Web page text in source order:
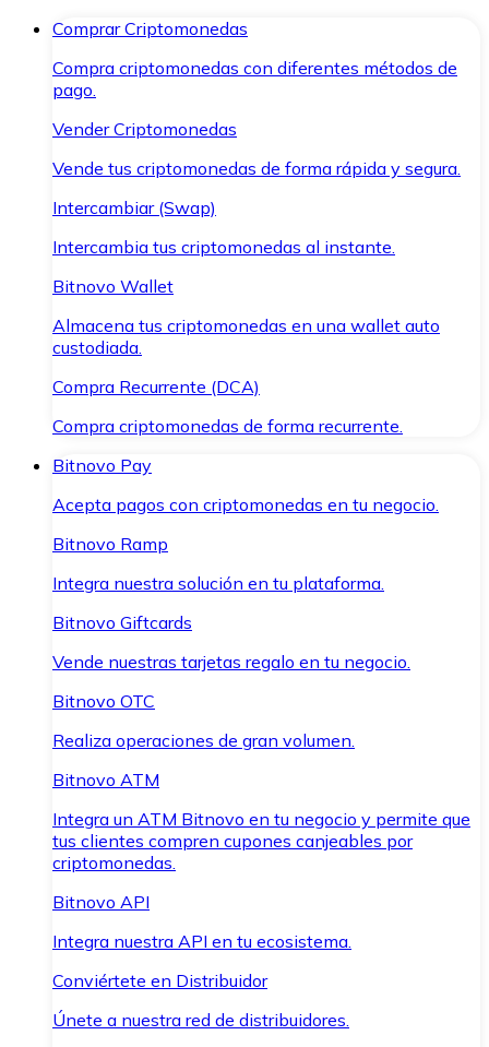
Comprar Criptomonedas
Compra criptomonedas con diferentes métodos de
pago.
Vender Criptomonedas
Vende tus criptomonedas de forma rápida y segura.
Intercambiar (Swap)
Intercambia tus criptomonedas al instante.
Bitnovo Wallet
Almacena tus criptomonedas en una wallet auto
custodiada.
Compra Recurrente (DCA)
Compra criptomonedas de forma recurrente.
Bitnovo Pay
Acepta pagos con criptomonedas en tu negocio.
Bitnovo Ramp
Integra nuestra solución en tu plataforma.
Bitnovo Giftcards
Vende nuestras tarjetas regalo en tu negocio.
Bitnovo OTC
Realiza operaciones de gran volumen.
Bitnovo ATM
Integra un ATM Bitnovo en tu negocio y permite que
tus clientes compren cupones canjeables por
criptomonedas.
Bitnovo API
Integra nuestra API en tu ecosistema.
Conviértete en Distribuidor
Únete a nuestra red de distribuidores.